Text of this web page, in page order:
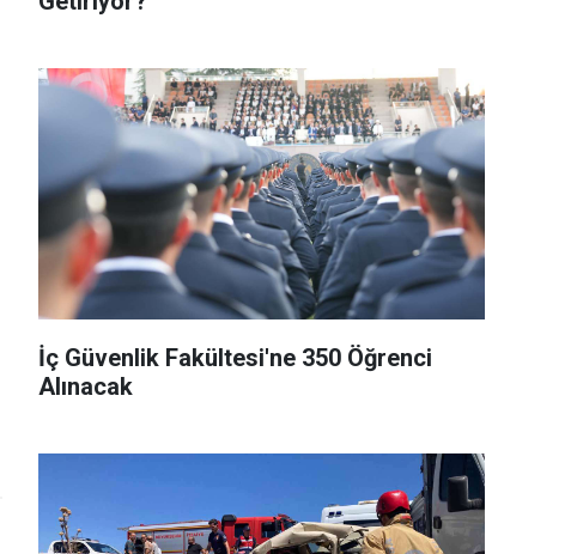
İç Güvenlik Fakültesi'ne 350 Öğrenci
Alınacak